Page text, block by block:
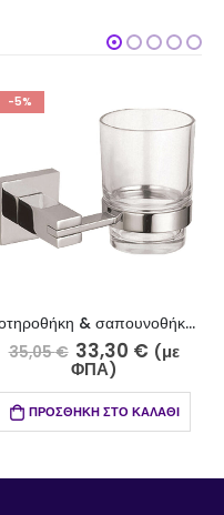
-5%
Ποτηροθήκη & σαπουνοθήκη 1200-5/6
35,05€ 33,30 € (με
ΦΠΑ)
ΠΡΟΣΘΉΚΗ ΣΤΟ ΚΑΛΆΘΙ